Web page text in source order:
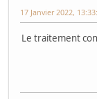
17 Janvier 2022,
Le traitement